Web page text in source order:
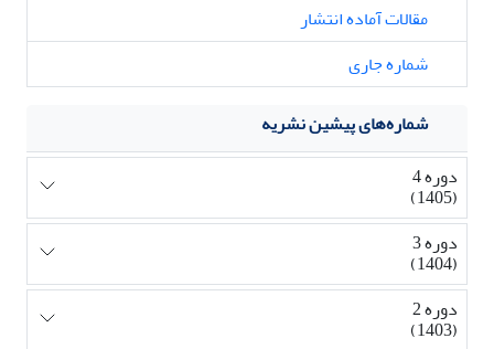
مقالات آماده انتشار
شماره جاری
شماره‌های پیشین نشریه
دوره 4
(1405)
دوره 3
(1404)
دوره 2
(1403)